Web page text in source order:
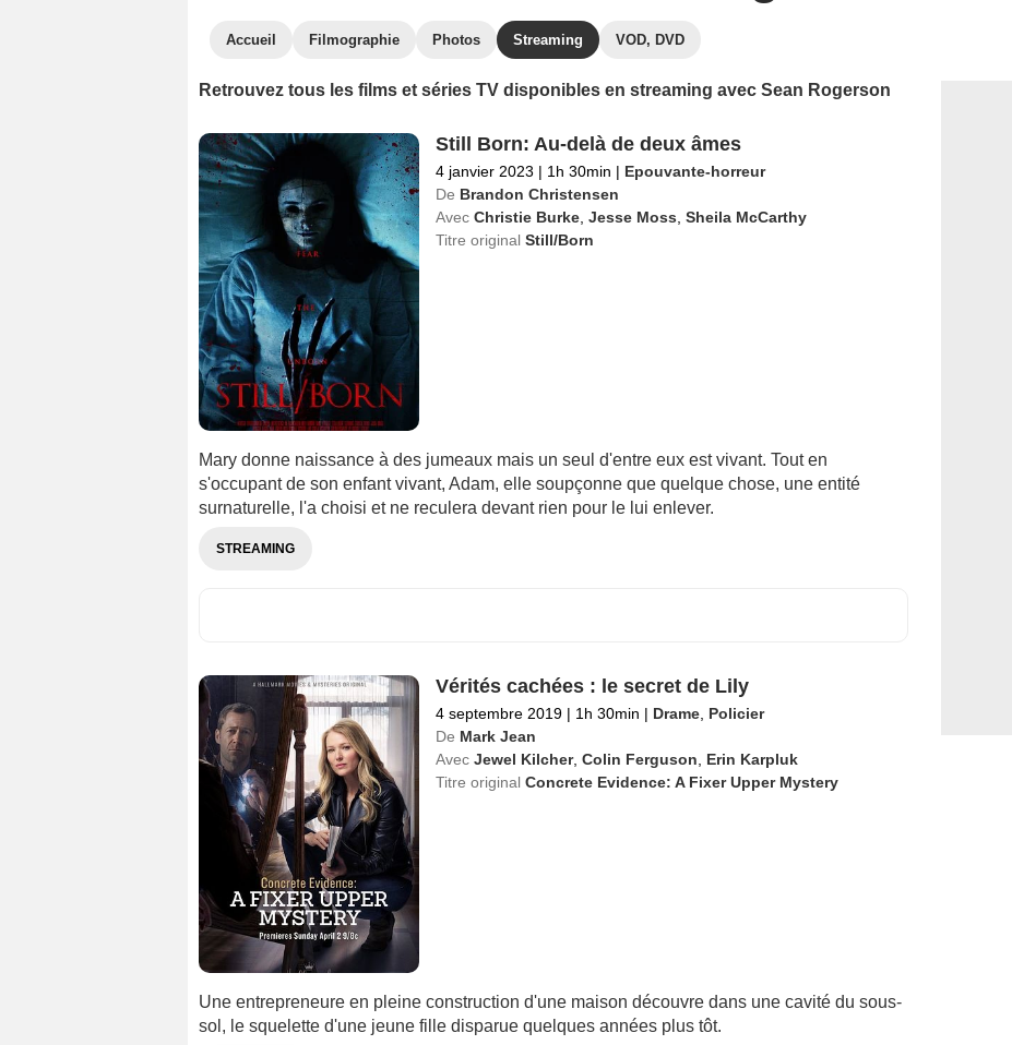
Accueil Filmographie Photos Streaming VOD, DVD
Retrouvez tous les films et séries TV disponibles en streaming avec Sean Rogerson
Still Born: Au-delà de deux âmes
4 janvier 2023 | 1h 30min | Epouvante-horreur
De Brandon Christensen
Avec Christie Burke, Jesse Moss Sheila McCarthy
Titre original Still/Born
Mary donne naissance à des jumeaux mais un seul d'entre eux est vivant. Tout en
s'occupant de son enfant vivant, Adam, elle soupçonne que quelque chose, une entité
surnaturelle, l'a choisi et ne reculera devant rien pour le lui enlever.
STREAMING
Vérités cachées : le secret de Lily
4 septembre 2019 | 1h 30min | Drame, Policier
De Mark Jean
Avec Jewel Kilcher, Colin Ferguson
Erin Karpluk
Titre original Concrete Evidence: A Fixer Upper Mystery
Une entrepreneure en pleine construction d'une maison découvre dans une cavité du sous-
sol, le squelette d'une jeune fille disparue quelques années plus tôt.